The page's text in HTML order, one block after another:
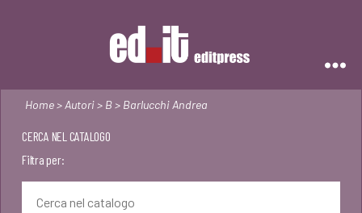
Home> Autori> B> Barlucchi Andrea
CERCA NEL CATALOGO
Filtra per: